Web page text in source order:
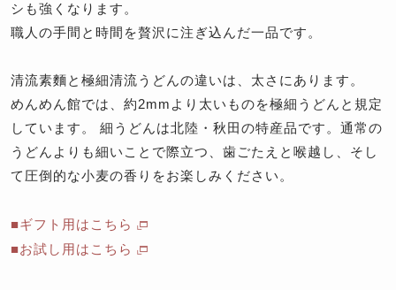
シも強くなります。
職人の手間と時間を贅沢に注ぎ込んだ一品です。
清流素麵と極細清流うどんの違いは、太さにあります。
めんめん館では、約2mmより太いものを極細うどんと規定
しています。 細うどんは北陸・秋田の特産品です。通常の
うどんよりも細いことで際立つ、歯ごたえと喉越し、そし
て圧倒的な小麦の香りをお楽しみください。
■ギフト用はこちら
■お試し用はこちら